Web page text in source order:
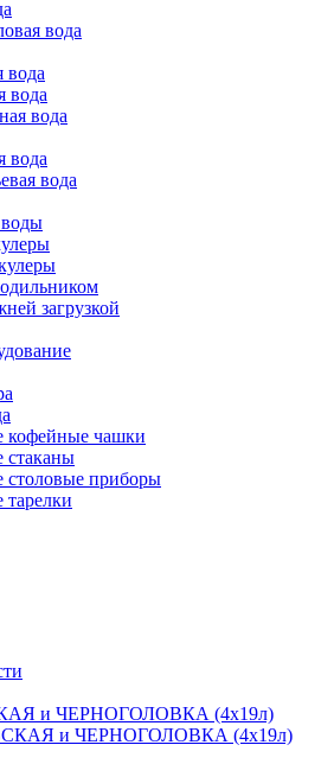
вода
вода
вода
вода
вода
вода
загрузкой
кофейные чашки
стаканы
столовые приборы
и ЧЕРНОГОЛОВКА (4х19л)